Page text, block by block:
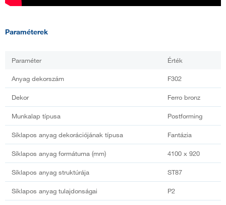
Paraméterek
Paraméter Érték
Anyag dekorszám F302
Dekor Ferro bronz
Munkalap típusa Postforming
Síklapos anyag dekorációjának típusa Fantázia
Síklapos anyag formátuma (mm) 4100 x 920
Síklapos anyag struktúrája ST87
Síklapos anyag tulajdonságai P2